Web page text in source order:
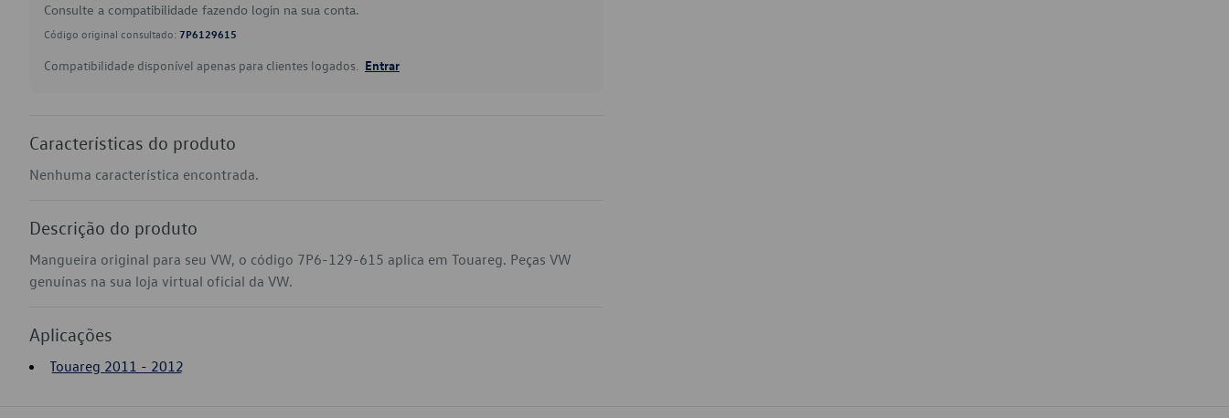
Consulte a compatibilidade fazendo login na sua conta.
Código original consultado: 7P6129615
Compatibilidade disponível apenas para clientes logados. Entrar
Características do produto
Nenhuma característica encontrada.
Descrição do produto
Mangueira original para seu VW, o código 7P6-129-615 aplica em Touareg. Peças VW
genuínas na sua loja virtual oficial da VW.
Aplicações
Touareg 2011 - 2012